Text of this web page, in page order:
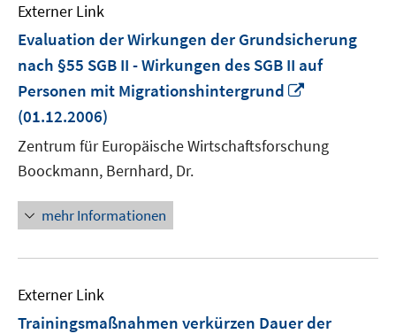
Externer Link
Evaluation der Wirkungen der Grundsicherung
nach §55 SGB II - Wirkungen des SGB II auf
Personen mit Migrationshintergrund
öffnen
(01.12.2006)
Zentrum für Europäische Wirtschaftsforschung
Boockmann, Bernhard, Dr.
mehr Informationen
Externer Link
Trainingsmaßnahmen verkürzen Dauer der